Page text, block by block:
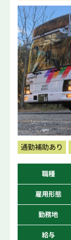
通勤補助あり
職種
雇用形態
勤務地
給与